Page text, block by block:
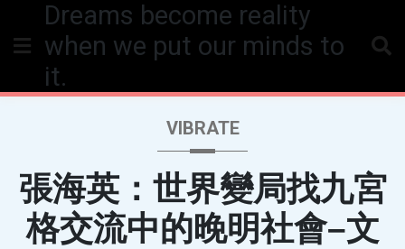
content
Dreams become reality
when we put our minds to
it.
VIBRATE
張海英：世界變局找九宮
格交流中的晚明社會–文